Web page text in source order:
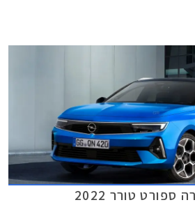
כך הוצמד לה תג מחיר גבוה העומד על
טורר 2022